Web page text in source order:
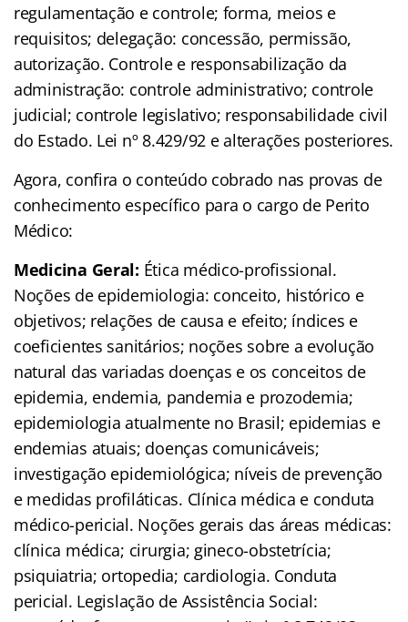
regulamentação e controle; forma, meios e
requisitos; delegação: concessão, permissão,
autorização. Controle e responsabilização da
administração: controle administrativo; controle
judicial; controle legislativo; responsabilidade civil
do Estado. Lei nº 8.429/92 e alterações posteriores.
Agora, confira o conteúdo cobrado nas provas de
conhecimento específico para o cargo de Perito
Médico:
Medicina Geral: Ética médico-profissional.
Noções de epidemiologia: conceito, histórico e
objetivos; relações de causa e efeito; índices e
coeficientes sanitários; noções sobre a evolução
natural das variadas doenças e os conceitos de
epidemia, endemia, pandemia e prozodemia;
epidemiologia atualmente no Brasil; epidemias e
endemias atuais; doenças comunicáveis;
investigação epidemiológica; níveis de prevenção
e medidas profiláticas. Clínica médica e conduta
médico-pericial. Noções gerais das áreas médicas:
clínica médica; cirurgia; gineco-obstetrícia;
psiquiatria; ortopedia; cardiologia. Conduta
pericial. Legislação de Assistência Social: